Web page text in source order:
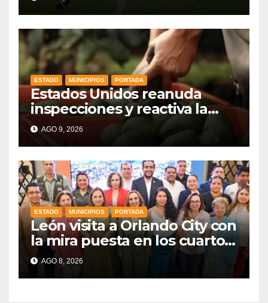
ESTADO MUNICIPIOS PORTADA
Estados Unidos reanuda
inspecciones y reactiva la
exportación de aguacate
mexicano
AGO 9, 2026
ESTADO MUNICIPIOS PORTADA
León visita a Orlando City con
la mira puesta en los cuartos
de final
AGO 8, 2026